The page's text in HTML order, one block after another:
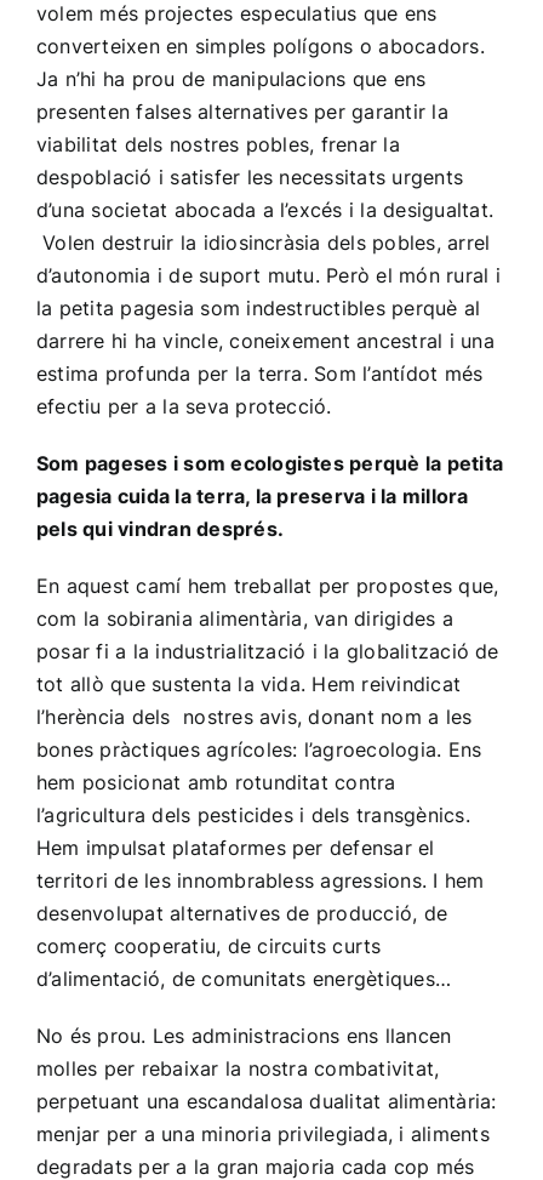
volem més projectes especulatius que ens
converteixen en simples polígons o abocadors.
Ja n’hi ha prou de manipulacions que ens
presenten falses alternatives per garantir la
viabilitat dels nostres pobles, frenar la
despoblació i satisfer les necessitats urgents
d’una societat abocada a l’excés i la desigualtat.
Volen destruir la idiosincràsia dels pobles, arrel
d’autonomia i de suport mutu. Però el món rural i
la petita pagesia som indestructibles perquè al
darrere hi ha vincle, coneixement ancestral i una
estima profunda per la terra. Som l’antídot més
efectiu per a la seva protecció.
Som pageses i som ecologistes perquè la petita
pagesia cuida la terra, la preserva i la millora
pels qui vindran després.
En aquest camí hem treballat per propostes que,
com la sobirania alimentària, van dirigides a
posar fi a la industrialització i la globalització de
tot allò que sustenta la vida. Hem reivindicat
l’herència dels nostres avis, donant nom a les
bones pràctiques agrícoles: l’agroecologia. Ens
hem posicionat amb rotunditat contra
l’agricultura dels pesticides i dels transgènics.
Hem impulsat plataformes per defensar el
territori de les innombrabless agressions. I hem
desenvolupat alternatives de producció, de
comerç cooperatiu, de circuits curts
d’alimentació, de comunitats energètiques…
No és prou. Les administracions ens llancen
molles per rebaixar la nostra combativitat,
perpetuant una escandalosa dualitat alimentària:
menjar per a una minoria privilegiada, i aliments
degradats per a la gran majoria cada cop més